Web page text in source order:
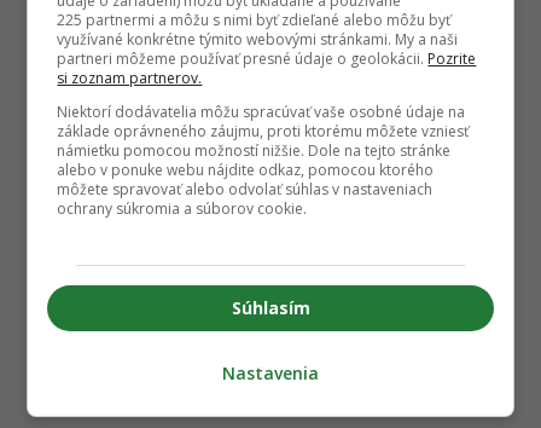
225 partnermi a môžu s nimi byť zdieľané alebo môžu byť
využívané konkrétne týmito webovými stránkami. My a naši
partneri môžeme používať presné údaje o geolokácii. Pozrite
si zoznam partnerov.
Niektorí dodávatelia môžu spracúvať vaše osobné údaje na
základe oprávneného záujmu, proti ktorému môžete vzniesť
námietku pomocou možností nižšie. Dole na tejto stránke
alebo v ponuke webu nájdite odkaz, pomocou ktorého
môžete spravovať alebo odvolať súhlas v nastaveniach
ochrany súkromia a súborov cookie.
Súhlasím
Nastavenia